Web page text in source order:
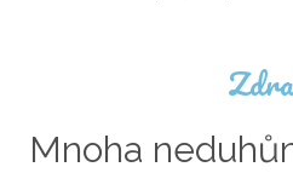
Mnoha